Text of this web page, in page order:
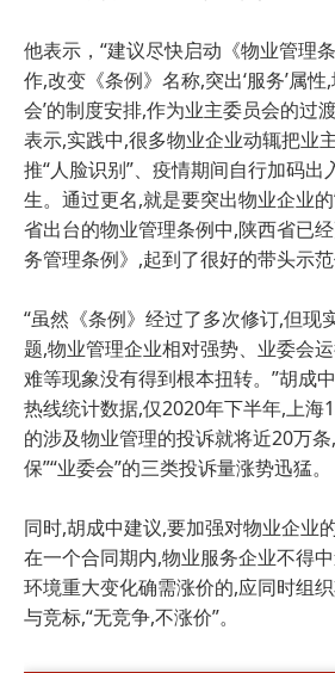
他表示，“建议尽快启动《物业管理
作,改变《条例》名称,突出‘服务’属性
会’的制度安排,作为业主委员会的过
表示,实践中,很多物业企业动辄把业
推“人脸识别”、疫情期间自行加码
生。通过更名,就是要突出物业企业
省出台的物业管理条例中,陕西省已
务管理条例》,起到了很好的带头示范
“虽然《条例》经过了多次修订,但现
题,物业管理企业相对强势、业委会
难等现象没有得到根本扭转。”胡成
热线统计数据,仅2020年下半年,上海
的涉及物业管理的投诉就将近20万条
保”“业委会”的三类投诉量涨势迅猛。
同时,胡成中建议,要加强对物业企业
在一个合同期内,物业服务企业不得
环境重大变化确需涨价的,应同时组
与竞标,“无竞争,不涨价”。